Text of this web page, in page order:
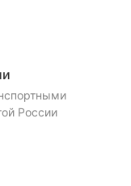
России